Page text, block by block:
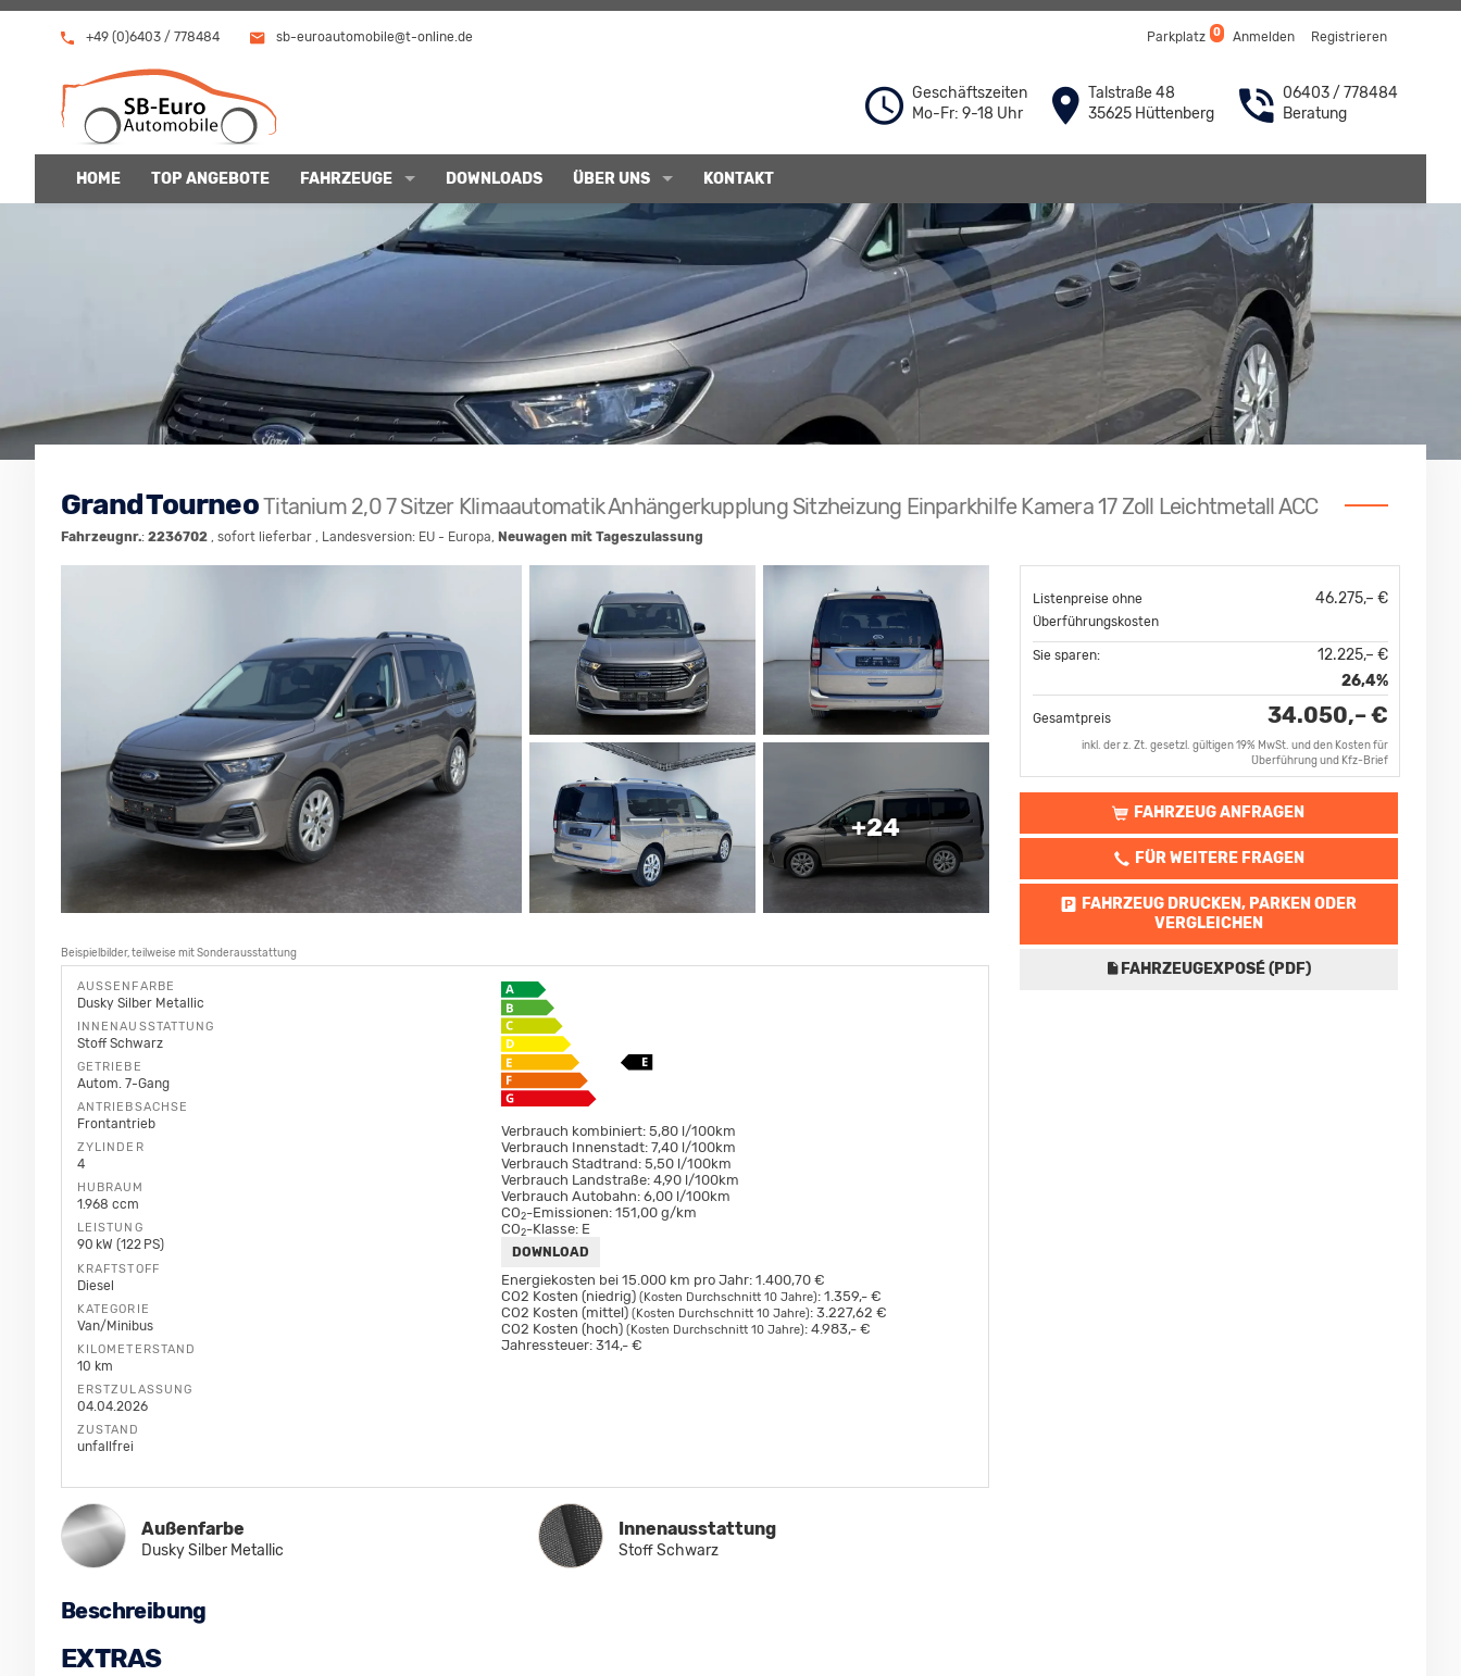
+49 (0)6403 / 778484 sb-euroautomobile@t-online.de Parkplatz 0 Anmelden Registrieren
Geschäftszeiten
Mo-Fr: 9-18 Uhr
Talstraße 48
35625 Hüttenberg
06403 / 778484
Beratung
HOME TOP ANGEBOTE FAHRZEUGE DOWNLOADS ÜBER UNS KONTAKT
Grand TourneoTitanium 2,0 7 Sitzer Klimaautomatik Anhängerkupplung Sitzheizung Einparkhilfe Kamera 17 Zoll Leichtmetall ACC
Fahrzeugnr.: 2236702 , sofort lieferbar , Landesversion: EU - Europa, Neuwagen mit Tageszulassung
Listenpreise ohne
Überführungskosten
46.275,– €
Sie sparen:
12.225,– €
26,4%
Gesamtpreis 34.050,– €
inkl. der z. Zt. gesetzl. gültigen 19% MwSt. und den Kosten für
Überführung und Kfz-Brief
FAHRZEUG ANFRAGEN
FÜR WEITERE FRAGEN
FAHRZEUG DRUCKEN, PARKEN ODER
VERGLEICHEN
FAHRZEUGEXPOSÉ (PDF)
+24
Beispielbilder, teilweise mit Sonderausstattung
AUSSENFARBE
Dusky Silber Metallic
INNENAUSSTATTUNG
Stoff Schwarz
GETRIEBE
Autom. 7-Gang
ANTRIEBSACHSE
Frontantrieb
ZYLINDER
4
HUBRAUM
1.968 ccm
LEISTUNG
90 kW (122 PS)
KRAFTSTOFF
Diesel
KATEGORIE
Van/Minibus
KILOMETERSTAND
10 km
ERSTZULASSUNG
04.04.2026
ZUSTAND
unfallfrei
Verbrauch kombiniert: 5,80 l/100km
Verbrauch Innenstadt: 7,40 l/100km
Verbrauch Stadtrand: 5,50 l/100km
Verbrauch Landstraße: 4,90 l/100km
Verbrauch Autobahn: 6,00 l/100km
CO2-Emissionen: 151,00 g/km
CO2-Klasse: E
DOWNLOAD
Energiekosten bei 15.000 km pro Jahr: 1.400,70 €
CO2 Kosten (niedrig) (Kosten Durchschnitt 10 Jahre): 1.359,- €
CO2 Kosten (mittel) (Kosten Durchschnitt 10 Jahre): 3.227,62 €
CO2 Kosten (hoch) (Kosten Durchschnitt 10 Jahre): 4.983,- €
Jahressteuer: 314,- €
Außenfarbe
Dusky Silber Metallic
Innenausstattung
Innenausstattung
Stoff Schwarz
Beschreibung
EXTRAS